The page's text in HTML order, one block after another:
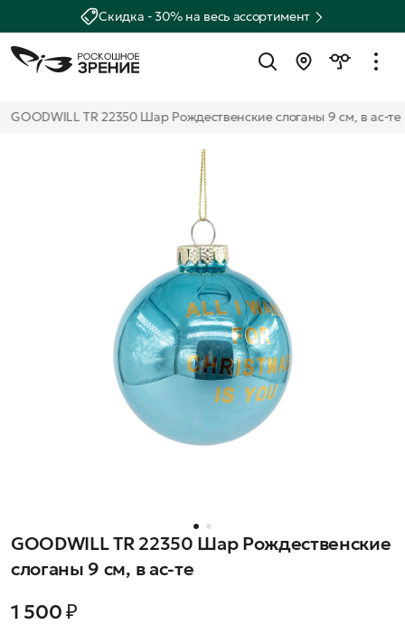
Скидка - 30% на весь ассортимент
GOODWILL TR 22350 Шар Рождественские слоганы 9 см, в ас-те
GOODWILL TR 22350 Шар Рождественские
слоганы 9 см, в ас-те
1 500 ₽